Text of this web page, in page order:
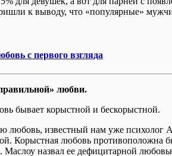
к выводу, что «популярные»
с первого взгляда
любви.
бывает корыстной и бескорыстной.
любовь, известный нам уже психолог
Корыстная любовь противоположна
Маслоу назвал ее дефицитарной